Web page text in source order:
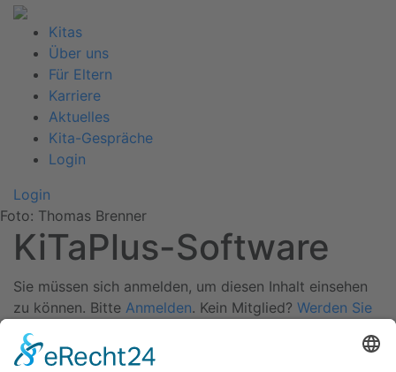
Kitas
Über uns
Für Eltern
Karriere
Aktuelles
Kita-Gespräche
Login
Login
Foto: Thomas Brenner
KiTaPlus-Software
Sie müssen sich anmelden, um diesen Inhalt einsehen
zu können. Bitte Anmelden. Kein Mitglied? Werden Sie
Mitglied bei uns
Zurück